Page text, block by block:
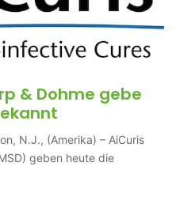
& Dohme gebe
N.J., (Amerika) – AiCuris
geben heute die